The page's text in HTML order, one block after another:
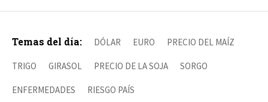
Temas del día: DÓLAR EURO PRECIO DEL MAÍZ
TRIGO GIRASOL PRECIO DE LA SOJA SORGO
ENFERMEDADES RIESGO PAÍS